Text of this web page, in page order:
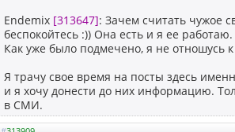
Endemix [313647]: Зачем считать чужое
беспокойтесь :)) Она есть и я ее работаю.
Как уже было подмечено, я не отношусь
Я трачу свое время на посты здесь
и я хочу донести до них информацию.
в СМИ.